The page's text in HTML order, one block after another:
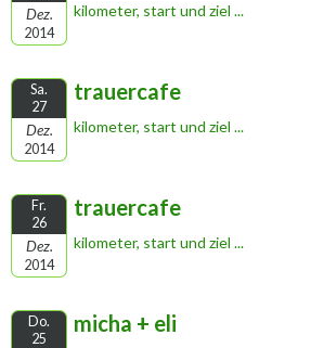
Dez.
2014
kilometer, start und ziel ...
Sa.
27
Dez.
2014
trauercafe
kilometer, start und ziel ...
Fr.
26
Dez.
2014
trauercafe
kilometer, start und ziel ...
Do.
25
micha + eli